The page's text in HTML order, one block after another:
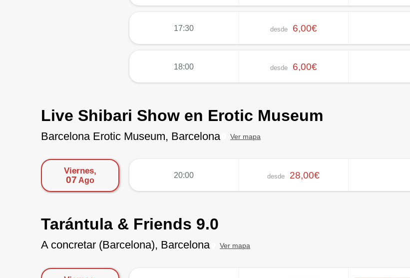
17:30 desde 6,00€
18:00 desde 6,00€
Live Shibari Show en Erotic Museum
Barcelona Erotic Museum, Barcelona Ver mapa
Viernes,
07 Ago
20:00 desde 28,00€
Tarántula & Friends 9.0
A concretar (Barcelona), Barcelona Ver mapa